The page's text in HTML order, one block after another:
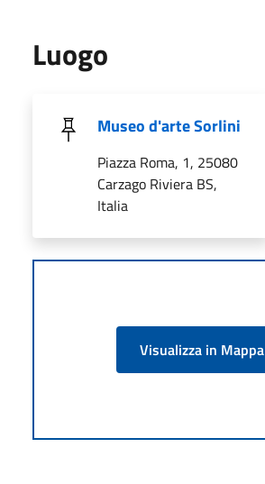
Luogo
Museo d'arte Sorlini
Piazza Roma, 1, 25080
Carzago Riviera BS,
Italia
Visualizza in Mappa